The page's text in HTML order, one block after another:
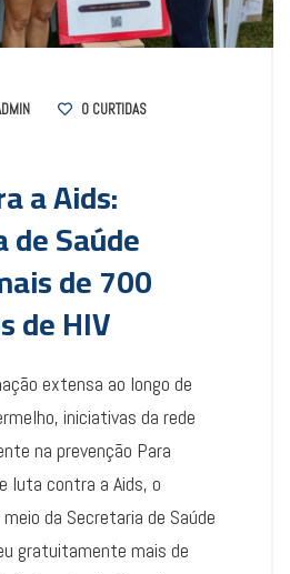
0 CURTIDAS
a Aids:
Saúde
de 700
de HIV
extensa ao longo de
iniciativas da rede
na prevenção Para
luta contra a Aids, o
meio da Secretaria de Saúde
gratuitamente mais de